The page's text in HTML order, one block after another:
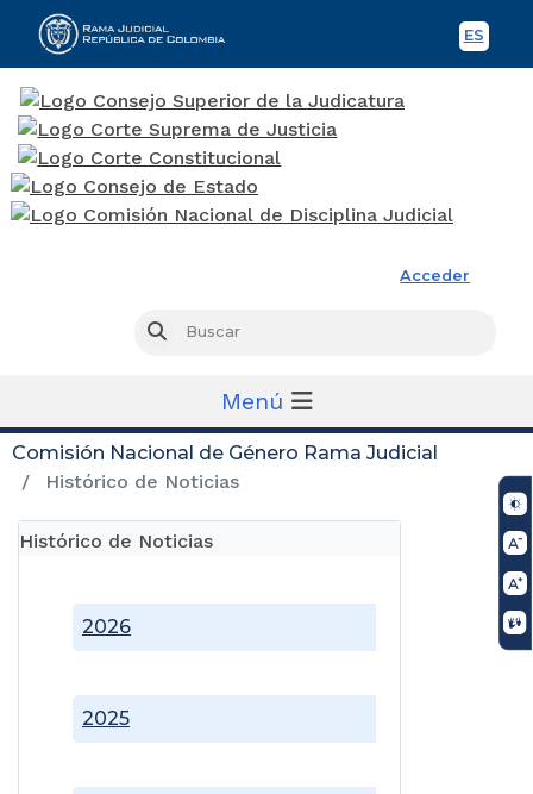
ES
Acceder
Buscar
Menú
Comisión Nacional de Género Rama Judicial
Histórico de Noticias
Histórico de Noticias
2025
2026